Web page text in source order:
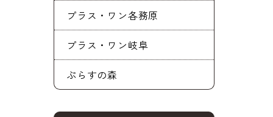
プラス・ワン各務原
プラス・ワン岐阜
ぷらすの森